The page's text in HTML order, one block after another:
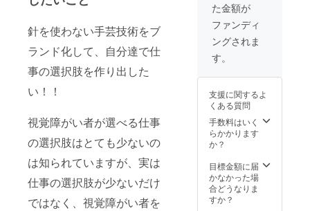
針を使わない手芸技術をブ
ランド化して、自分達で仕
事の選択肢を作り出した
い！！
視覚障がい者が選べる仕事
の選択肢はとても少ないの
は知られていますが、実は
仕事の選択肢が少ないだけ
ではなく、視覚障がい者を
は難しくて
も、他者の
目を通して
自分の姿を
「そのネイ
ル素敵だ
ね」、「今
日の服装と
合っている
ね」
みとな
りま
す。
ある立
場で、
時には
突撃イ
した
り、見
えない
から文
章を読
む事も
い中
で、
様々な
る物に
限りま
す。 ※
場所に
県内で
たしま
す。 ※
日時に
ついて
は事前
絡いた
します
ので、
ご調整
あるか
もしれ
ません
が、発
手に入
超レア
作品で
すの
で、応
援いた
と嬉し
いで
す！ お
色や柄
た金額が
ファンディ
ングされま
す。
支援に関するよ
くある質問
手数料はいく
らかかります
か？
目標金額に届
かなかった場
合どうなりま
すか？